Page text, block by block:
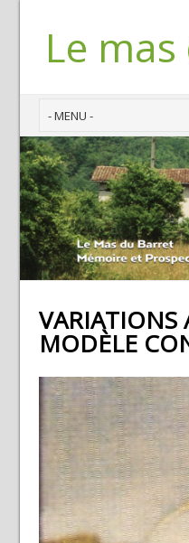
Le
VARIATIONS
MODÈLE